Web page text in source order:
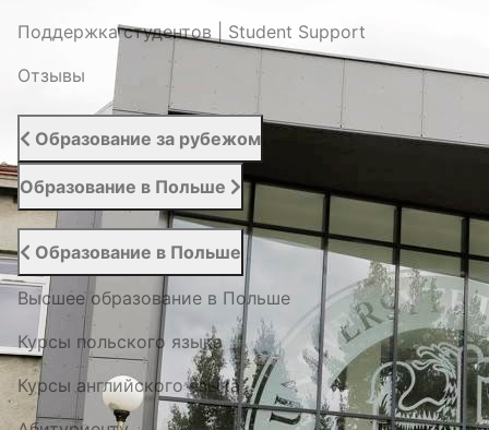
Поддержка студентов | Student Support
Отзывы
Образование за рубежом
Образование в Польше
Образование в Польше
Высшее образование в Польше
Курсы польского языка
Курсы английского языка